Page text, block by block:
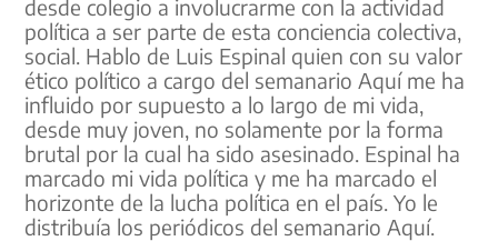
desde colegio a involucrarme con la actividad
política a ser parte de esta conciencia colectiva,
social. Hablo de Luis Espinal quien con su valor
ético político a cargo del semanario Aquí me ha
influido por supuesto a lo largo de mi vida,
desde muy joven, no solamente por la forma
brutal por la cual ha sido asesinado. Espinal ha
marcado mi vida política y me ha marcado el
horizonte de la lucha política en el país. Yo le
distribuía los periódicos del semanario Aquí.